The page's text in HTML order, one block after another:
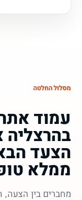
מסלול החלטה
עמוד
בהרצליה
הצעד
ממלא
מחברים בין הצעה,